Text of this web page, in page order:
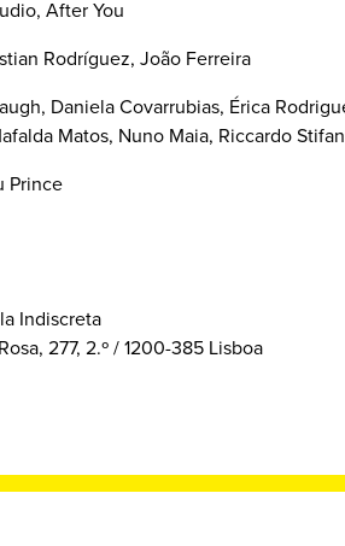
After You
Rodríguez, João Ferreira
Daniela Covarrubias, Érica
Matos, Nuno Maia, Riccardo
Prince
Indiscreta
277, 2.º / 1200-385 Lisboa